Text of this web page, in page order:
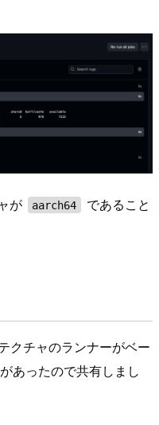
が aarch64
であること
クチャのランナーがベー
あったので共有しまし